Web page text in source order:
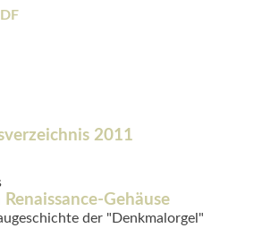
2011
Gehäuse
der "Denkmalorgel"